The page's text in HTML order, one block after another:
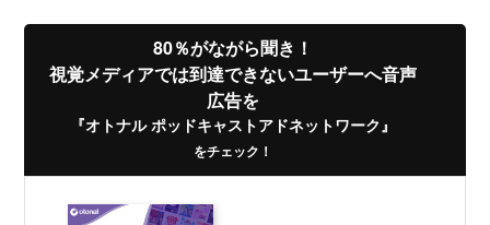
80％がながら聞き！
視覚メディアでは到達できないユーザーへ音声
広告を
『オトナル ポッドキャストアドネットワーク』
をチェック！